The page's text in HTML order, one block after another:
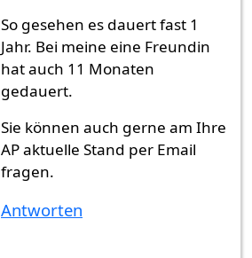
So gesehen es dauert fast 1
Jahr. Bei meine eine Freundin
hat auch 11 Monaten
gedauert.
Sie können auch gerne am Ihre
AP aktuelle Stand per Email
fragen.
Antworten